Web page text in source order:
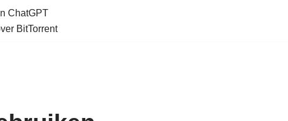
ChatGPT
BitTorrent